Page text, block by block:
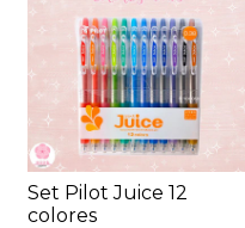
Set Pilot Juice 12
colores